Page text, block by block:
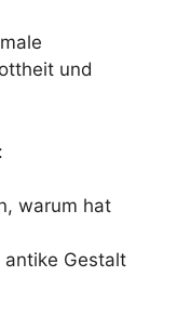
und
warum hat
antike Gestalt